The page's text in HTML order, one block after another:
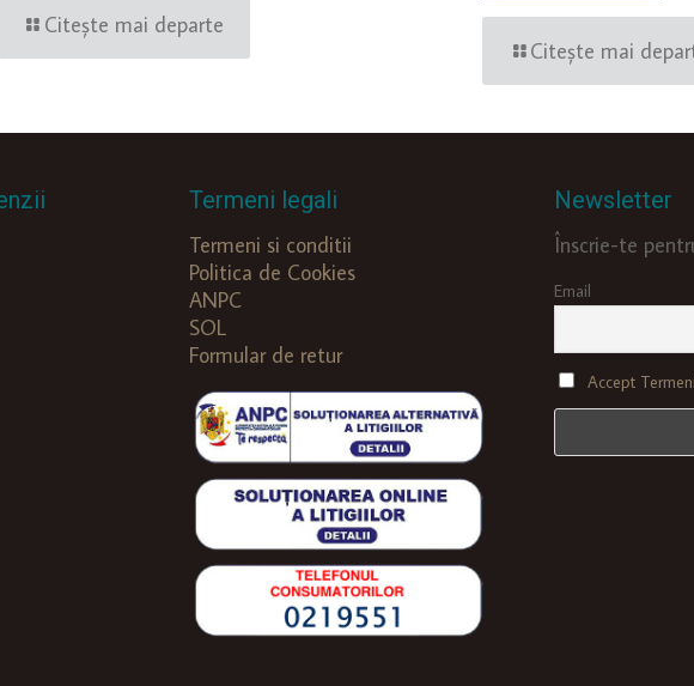
Citește mai departe
Citește mai
Termeni legali
Termeni si conditii
Politica de Cookies
ANPC
SOL
Formular de retur
Newsletter
Înscrie-te
Email
Accept